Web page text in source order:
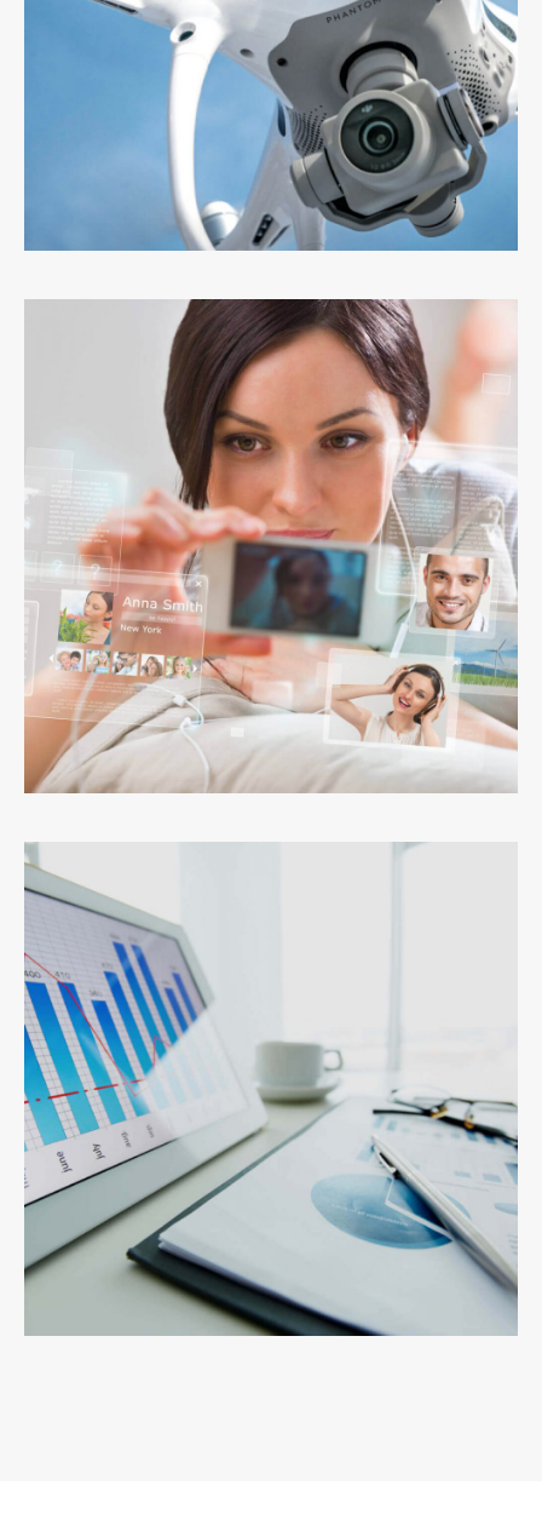
Switch The Language
Русский English
Українська